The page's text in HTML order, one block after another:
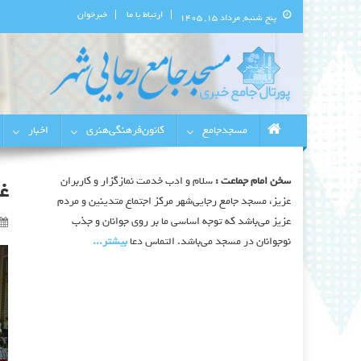
پنج شنبه, مرداد ۱۵, ۱۴۰۵ ارتباط با ما خبرخوان
پورتال اطلاع‌رسانی مسجد
استان البرز
مسجدجامع
کانون‌فرهنگی‌هنری اخبار
سخن امام جماعت :سلام و ادب خدمت نمازگزار و کاربران
عزیز، مسجد جامع رجایی‌شهر مرکز اجتماع متدینین و مردم
عزیز می‌باشد که توجه اساسی ما بر روی جوانان و جذب
نوجوانان در مسجد می‌باشد. التماس دعابیشتر‫...‬